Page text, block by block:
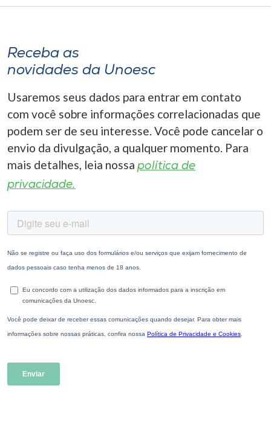
Receba as
novidades da Unoesc
Usaremos seus dados para entrar em contato
com você sobre informações correlacionadas que
podem ser de seu interesse. Você pode cancelar o
envio da divulgação, a qualquer momento. Para
mais detalhes, leia nossa política de
privacidade.